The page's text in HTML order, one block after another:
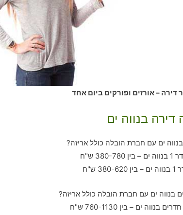
דירה – אורזים ופורקים ביום אחד
דירה בנווה ים
ש"ח